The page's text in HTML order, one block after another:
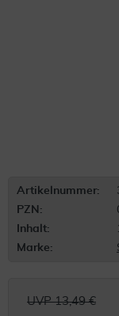
Artikelnummer:
PZN:
Inhalt:
Marke:
UVP 13,49 €